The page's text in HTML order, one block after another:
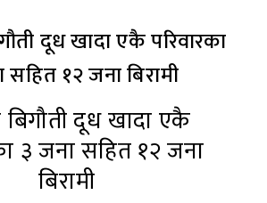
दूध खादा एकै
३ जना सहित १२ जना
बिरामी